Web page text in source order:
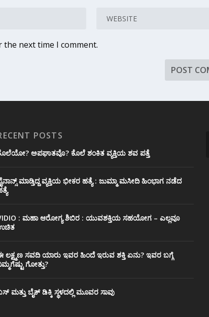
the next time I comment.
POSTS
ಅಪಘಾತವೊ? ಕೊಲೆ ಶಂಕಿತ ವ್ಯಕ್ತಿಯ ಶವ ಪತ್ತೆ
ಮಾಡ್ತಿದ್ದ ವ್ಯಕ್ತಿಯ ಭೀಕರ‌ ಹತ್ಯೆ : ಜುಮ್ಮಾ ಮಸೀದಿ ಹಿಂಭಾಗ ನಡೆದ
: ಮಹಾ ಆರೋಗ್ಯ ಶಿಬಿರ : ಯುವಶಕ್ತಿಯ ಸಹಯೋಗ – ಎಲ್ಲವೂ
ಲಕ್ಷ್ಮಣ ಸವದಿ ಯಾರು ಇವರ ಹಿಂದೆ ಇರುವ ಶಕ್ತಿ ಏನು? ಇವರ ಬಗ್ಗೆ
ಗೋತ್ತು?
ಮತ್ತು ಬೈಕ್ ಡಿಕ್ಕಿ ಸ್ಥಳದಲ್ಲಿ ಮೂವರ ಸಾವು